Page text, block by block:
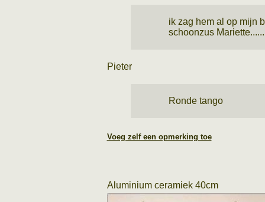
ik zag hem al op mijn
schoonzus
Pieter
Ronde tango
Voeg zelf een opmerking toe
Aluminium ceramiek 40cm